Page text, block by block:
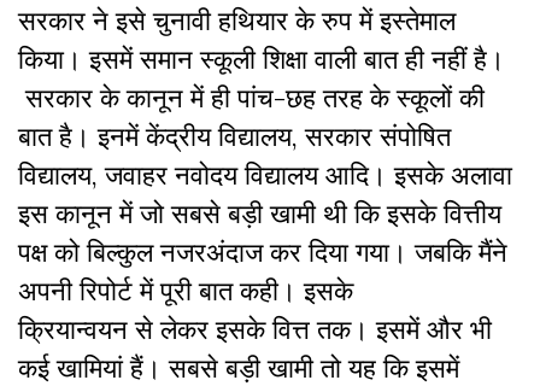
सरकार ने इसे चुनावी हथियार के रुप में इस्तेमाल
किया। इसमें समान स्कूली शिक्षा वाली बात ही नहीं है।
सरकार के कानून में ही पांच-छह तरह के स्कूलों की
बात है। इनमें केंद्रीय विद्यालय, सरकार संपोषित
विद्यालय, जवाहर नवोदय विद्यालय आदि। इसके अलावा
इस कानून में जो सबसे बड़ी खामी थी कि इसके वित्तीय
पक्ष को बिल्कुल नजरअंदाज कर दिया गया। जबकि मैंने
अपनी रिपोर्ट में पूरी बात कही। इसके
क्रियान्वयन से लेकर इसके वित्त तक। इसमें और भी
कई खामियां हैं। सबसे बड़ी खामी तो यह कि इसमें